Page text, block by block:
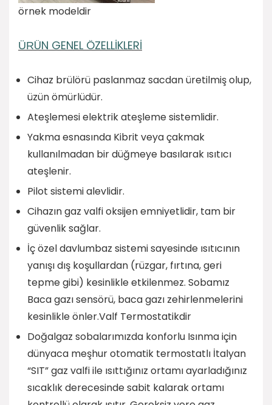
örnek modeldir
ÜRÜN GENEL ÖZELLİKLERİ
Cihaz brülörü paslanmaz sacdan üretilmiş olup,
üzün ömürlüdür.
Ateşlemesi elektrik ateşleme sistemlidir.
Yakma esnasında Kibrit veya çakmak
kullanılmadan bir düğmeye basılarak ısıtıcı
ateşlenir.
Pilot sistemi alevlidir.
Cihazın gaz valfi oksijen emniyetlidir, tam bir
güvenlik sağlar.
İç özel davlumbaz sistemi sayesinde ısıtıcının
yanışı dış koşullardan (rüzgar, fırtına, geri
tepme gibi) kesinlikle etkilenmez. Sobamız
Baca gazı sensörü, baca gazı zehirlenmelerini
kesinlikle önler.Valf Termostatikdir
Doğalgaz sobalarımızda konforlu Isınma için
dünyaca meşhur otomatik termostatlı İtalyan
“SIT” gaz valfi ile ısıttığınız ortamı ayarladığınız
sıcaklık derecesinde sabit kalarak ortamı